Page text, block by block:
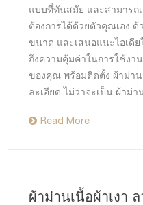
แบบที่ทันสมัย และสามารถ
ต้องการได้ด้วยตัวคุณเอง
ขนาด และเสนอแนะไอเดี
ถึงความคุ้มค่าในการใช้งา
ของคุณ พร้อมติดตั้ง ผ้าม่าน
ละเอียด ไม่ว่าจะเป็น ผ้าม่าน
Read More
ผ้าม่านเนื้อผ้าเงา